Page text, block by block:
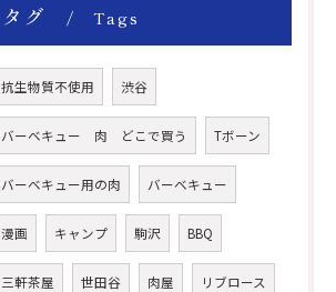
タグ Tags
抗生物質不使用 渋谷
バーベキュー 肉 どこで買う Tボーン
バーベキュー用の肉 バーベキュー
漫画 キャンプ 駒沢 BBQ
三軒茶屋 世田谷 肉屋 リブロース